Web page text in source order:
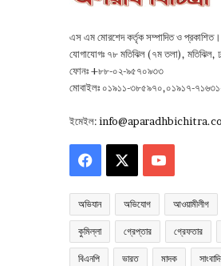
এস এম মোরশেদ কর্তৃক সম্পাদিত ও প্রকাশিত।
যোগাযোগঃ ৭৮ মতিঝিল (৭ম তলা), মতিঝিল,
ফোনঃ +৮৮-০২-৯৫৭০৯৩৩
মোবাইলঃ ০১৯১১-৩৮৫৯৭০,০১৯১৭-
ইমেইল:
Facebook YouTube
অভিযান অভিযোগ আওয়ামীলীগ
কুমিল্লা গ্রেপ্তার গ্রেফতার
বিএনপি ভারত মাদক